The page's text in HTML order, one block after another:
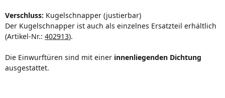
Verschluss: Kugelschnapper (justierbar)
Der Kugelschnapper ist auch als einzelnes Ersatzteil erhältlich
(Artikel-Nr.: 402913).
Die Einwurftüren sind mit einer innenliegenden Dichtung
ausgestattet.